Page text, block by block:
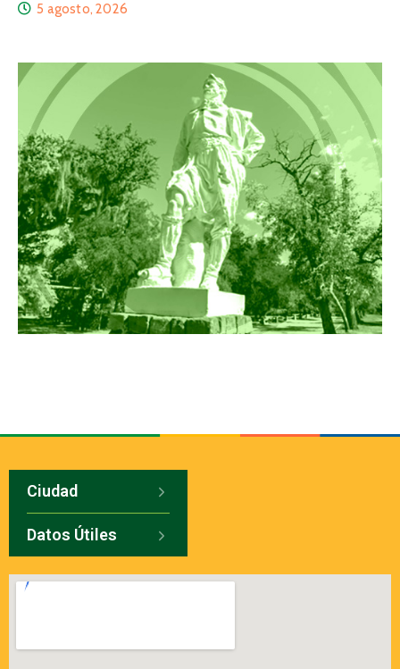
5 agosto, 2026
Ciudad
Datos Útiles